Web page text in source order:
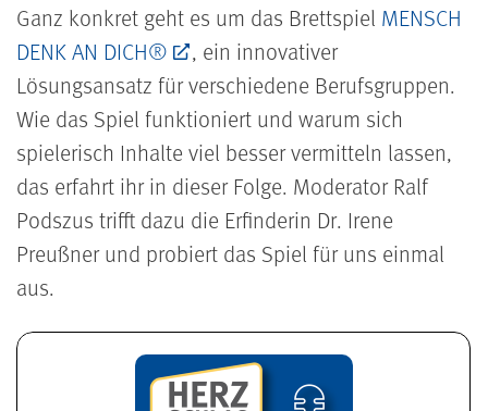
Ganz konkret geht es um das Brettspiel MENSCH
DENK AN DICH®
, ein innovativer
Lösungsansatz für verschiedene Berufsgruppen.
Wie das Spiel funktioniert und warum sich
spielerisch Inhalte viel besser vermitteln lassen,
das erfahrt ihr in dieser Folge. Moderator Ralf
Podszus trifft dazu die Erfinderin Dr. Irene
Preußner und probiert das Spiel für uns einmal
aus.